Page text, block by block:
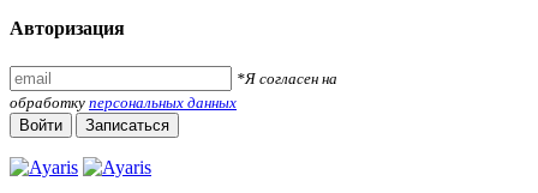
Авторизация
*Я согласен на
обработку персональных данных
Войти
Записаться